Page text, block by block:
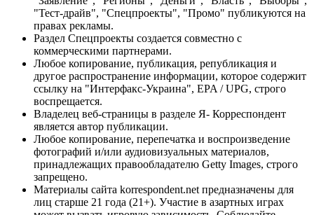
"Тест-драйв", "Спецпроекты", "Промо" публикуются на
правах рекламы.
Раздел Спецпроекты создается совместно с
коммерческими партнерами.
Любое копирование, публикация, републикация и
другое распространение информации, которое содержит
ссылку на "Интерфакс-Украина", EPA / UPG, строго
воспрещается.
Владелец веб-страницы в разделе Я- Корреспондент
является автор публикации.
Любое копирование, перепечатка и воспроизведение
фотографий и/или аудиовизуальных материалов,
принадлежащих правообладателю Getty Images, строго
запрещено.
Материалы сайта korrespondent.net предназначены для
лиц старше 21 года (21+). Участие в азартных играх